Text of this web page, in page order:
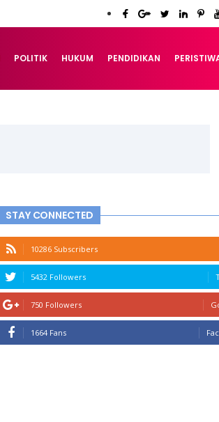
POLITIK HUKUM PENDIDIKAN
STAY CONNECTED
10286 Subscribers
5432 Followers
750 Followers
1664 Fans